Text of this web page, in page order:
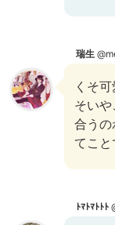
瑞生
くそ
そい
合う
てこ
ﾄﾏﾄﾏﾄﾄﾄ